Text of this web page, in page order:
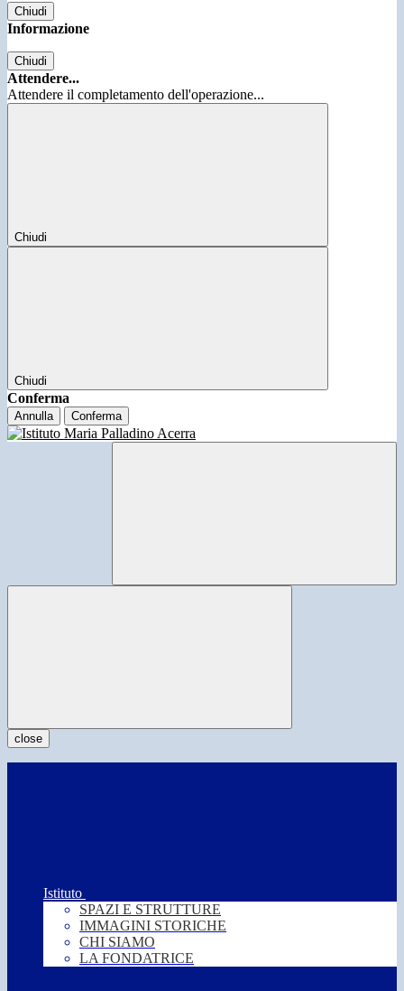
Chiudi
Informazione
Chiudi
Attendere...
Attendere il completamento dell'operazione...
Chiudi
Chiudi
Conferma
Annulla Conferma
close
Istituto
SPAZI E STRUTTURE
IMMAGINI STORICHE
CHI SIAMO
LA FONDATRICE